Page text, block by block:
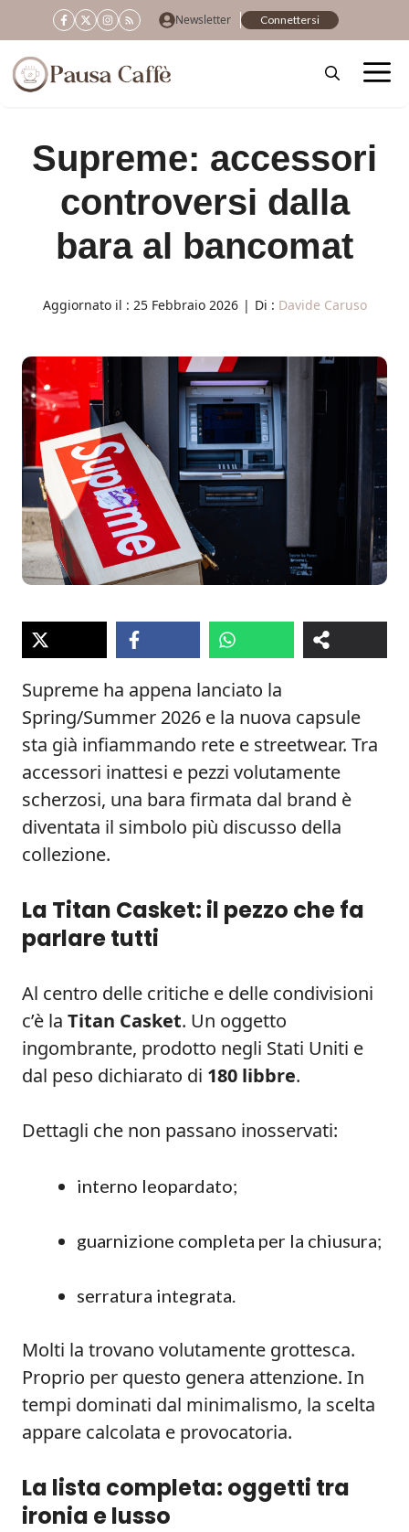
al
contenuto
Newsletter Connettersi
Supreme: accessori
controversi dalla
bara al bancomat
Aggiornato il : 25 Febbraio 2026 | Di : Davide Caruso
Supreme ha appena lanciato la
Spring/Summer 2026 e la nuova capsule
sta già infiammando rete e streetwear. Tra
accessori inattesi e pezzi volutamente
scherzosi, una bara firmata dal brand è
diventata il simbolo più discusso della
collezione.
La Titan Casket: il pezzo che fa
parlare tutti
Al centro delle critiche e delle condivisioni
c’è la Titan Casket. Un oggetto
ingombrante, prodotto negli Stati Uniti e
dal peso dichiarato di 180 libbre.
Dettagli che non passano inosservati:
interno leopardato;
guarnizione completa per la chiusura;
serratura integrata.
Molti la trovano volutamente grottesca.
Proprio per questo genera attenzione. In
tempi dominati dal minimalismo, la scelta
appare calcolata e provocatoria.
La lista completa: oggetti tra
ironia e lusso